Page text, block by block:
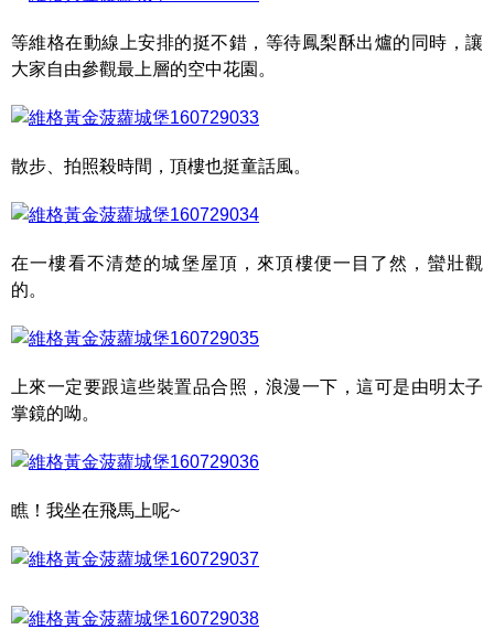
等維格在動線上安排的挺不錯，等待鳳梨酥出爐的同時，讓
大家自由參觀最上層的空中花園。
散步、拍照殺時間，頂樓也挺童話風。
在一樓看不清楚的城堡屋頂，來頂樓便一目了然，蠻壯觀
的。
上來一定要跟這些裝置品合照，浪漫一下，這可是由明太子
掌鏡的呦。
瞧！我坐在飛馬上呢~